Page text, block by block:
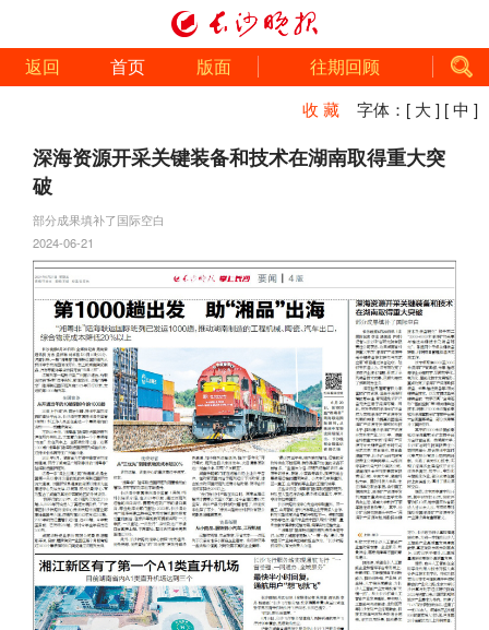
返回 首页 版面 往期回顾
收 藏 字体： [ 大 ] [ 中 ]
深海资源开采关键装备和技术在湖南取得重大突
破
部分成果填补了国际空白
2024-06-21